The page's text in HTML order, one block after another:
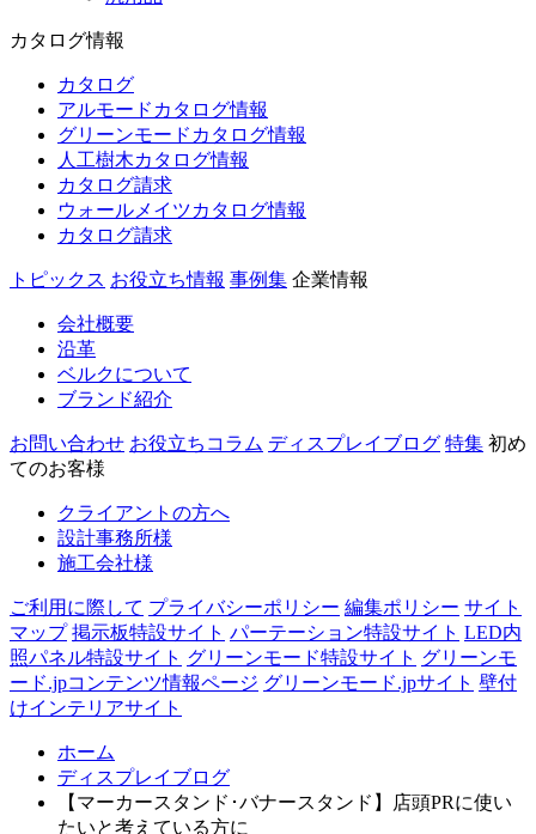
カタログ情報
カタログ
アルモードカタログ情報
グリーンモードカタログ情報
人工樹木カタログ情報
カタログ請求
ウォールメイツカタログ情報
カタログ請求
トピックス お役立ち情報 事例集 企業情報
会社概要
沿革
ベルクについて
ブランド紹介
お問い合わせ お役立ちコラム ディスプレイブログ 特集 初め
てのお客様
クライアントの方へ
設計事務所様
施工会社様
ご利用に際して プライバシーポリシー 編集ポリシー サイト
マップ 掲示板特設サイト パーテーション特設サイト LED内
照パネル特設サイト グリーンモード特設サイト グリーンモ
ード.jpコンテンツ情報ページ グリーンモード.jpサイト 壁付
けインテリアサイト
ホーム
ディスプレイブログ
【マーカースタンド･バナースタンド】店頭PRに使い
たいと考えている方に